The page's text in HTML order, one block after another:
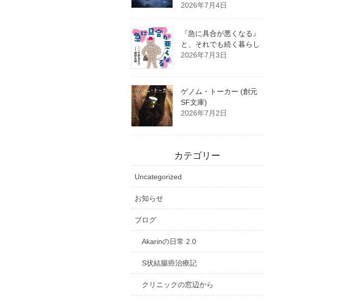
2026年7月4日
『急に具合が悪くなる』
と、それでも続く暮らし
2026年7月3日
ゲノム・トーカー (創元
SF文庫)
2026年7月2日
カテゴリー
Uncategorized
お知らせ
ブログ
Akarinの日常 2.0
S状結腸癌治療記
クリニックの窓辺から